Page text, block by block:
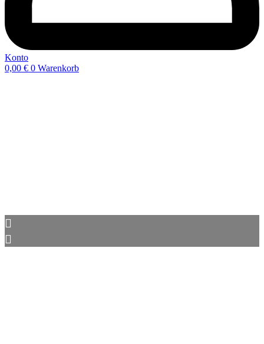
Konto
0,00 € 0 Warenkorb